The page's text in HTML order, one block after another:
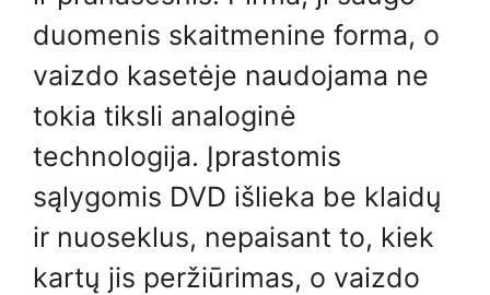
duomenis skaitmenine forma, o
vaizdo kasetėje naudojama ne
tokia tiksli analoginė
technologija. Įprastomis
sąlygomis DVD išlieka be klaidų
ir nuoseklus, nepaisant to, kiek
kartų jis peržiūrimas, o vaizdo